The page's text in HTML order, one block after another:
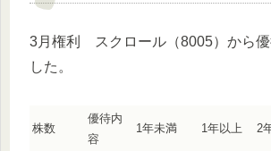
3月権利 スクロール（8005）から優
した。
株数
優待内
容
1年未満 1年以上 2